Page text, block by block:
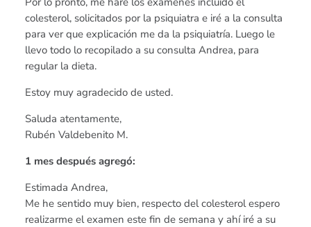
colesterol, solicitados por la psiquiatra e iré a la consulta
para ver que explicación me da la psiquiatría. Luego le
llevo todo lo recopilado a su consulta Andrea, para
regular la dieta.
Estoy muy agradecido de usted.
Saluda atentamente,
Rubén Valdebenito M.
1 mes después agregó:
Estimada Andrea,
Me he sentido muy bien, respecto del colesterol espero
realizarme el examen este fin de semana y ahí iré a su